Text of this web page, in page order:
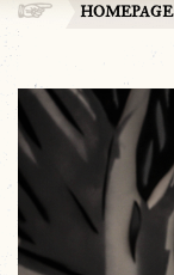
HOMEPAGE